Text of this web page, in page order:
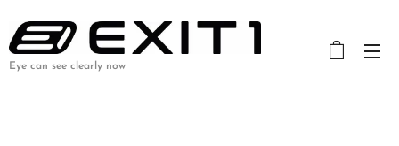
Eye can see clearly now